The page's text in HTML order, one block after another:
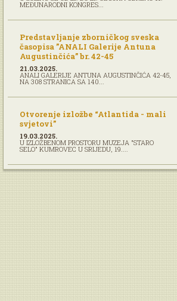
MEĐUNARODNI KONGRES...
Predstavljanje zborničkog sveska
časopisa ”ANALI Galerije Antuna
Augustinčića” br. 42-45
21.03.2025.
ANALI GALERIJE ANTUNA AUGUSTINČIĆA 42-45,
NA 308 STRANICA SA 140...
Otvorenje izložbe “Atlantida - mali
svjetovi”
19.03.2025.
U IZLOŽBENOM PROSTORU MUZEJA "STARO
SELO" KUMROVEC U SRIJEDU, 19....